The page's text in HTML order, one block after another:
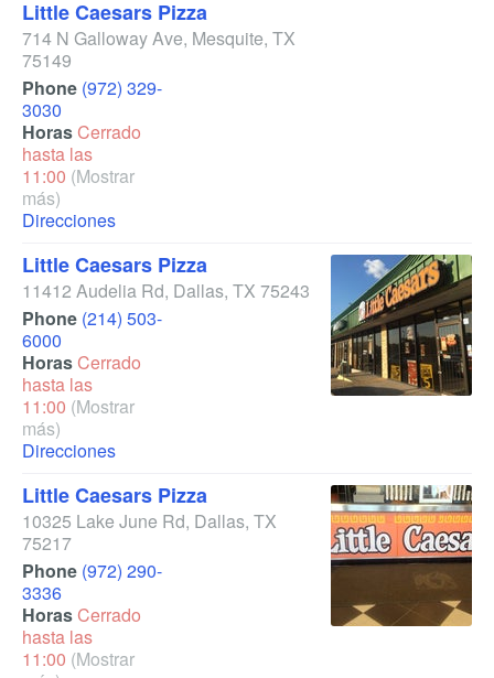
Little Caesars Pizza
714 N Galloway Ave, Mesquite, TX
75149
Phone (972) 329-
3030
HorasCerrado
hasta las
11:00 (Mostrar
más)
Direcciones
Little Caesars Pizza
11412 Audelia Rd, Dallas, TX 75243
Phone (214) 503-
6000
HorasCerrado
hasta las
11:00 (Mostrar
más)
Direcciones
Little Caesars Pizza
10325 Lake June Rd, Dallas, TX
75217
Phone (972) 290-
3336
HorasCerrado
hasta las
11:00 (Mostrar